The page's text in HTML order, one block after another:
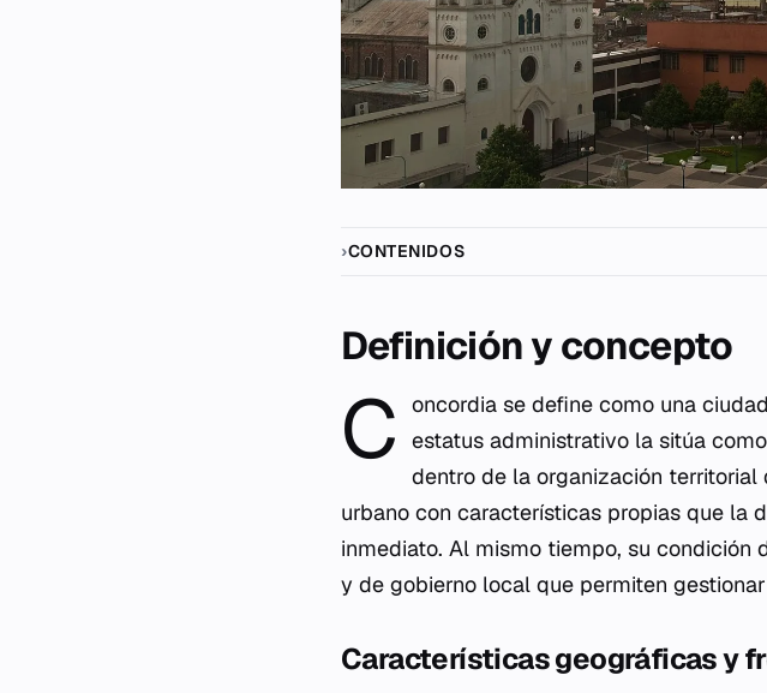
CONTENIDOS
Definición y concepto
C
oncordia se define como una
estatus administrativo la sitúa
dentro de la organización
urbano con características propias que la
inmediato. Al mismo tiempo, su
y de gobierno local que permiten
Características geográficas y